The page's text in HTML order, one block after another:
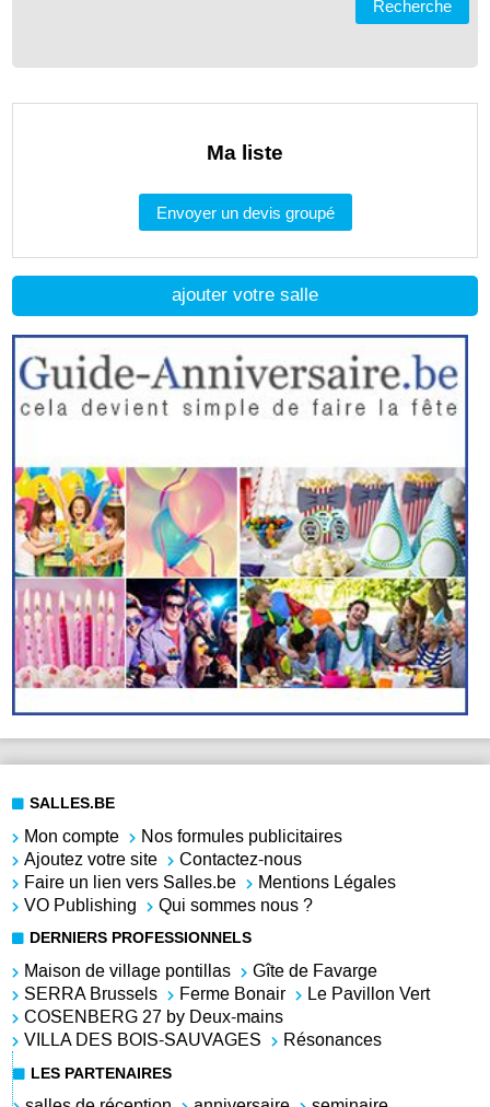
ajouter votre salle
Recherche
Ma liste
Envoyer un devis groupé
SALLES.BE
Mon compte
Nos formules publicitaires
Ajoutez votre site
Contactez-nous
Faire un lien vers Salles.be
Mentions Légales
VO Publishing
Qui sommes nous ?
DERNIERS PROFESSIONNELS
Maison de village pontillas
Gîte de Favarge
SERRA Brussels
Ferme Bonair
Le Pavillon Vert
COSENBERG 27 by Deux-mains
VILLA DES BOIS-SAUVAGES
Résonances
LES PARTENAIRES